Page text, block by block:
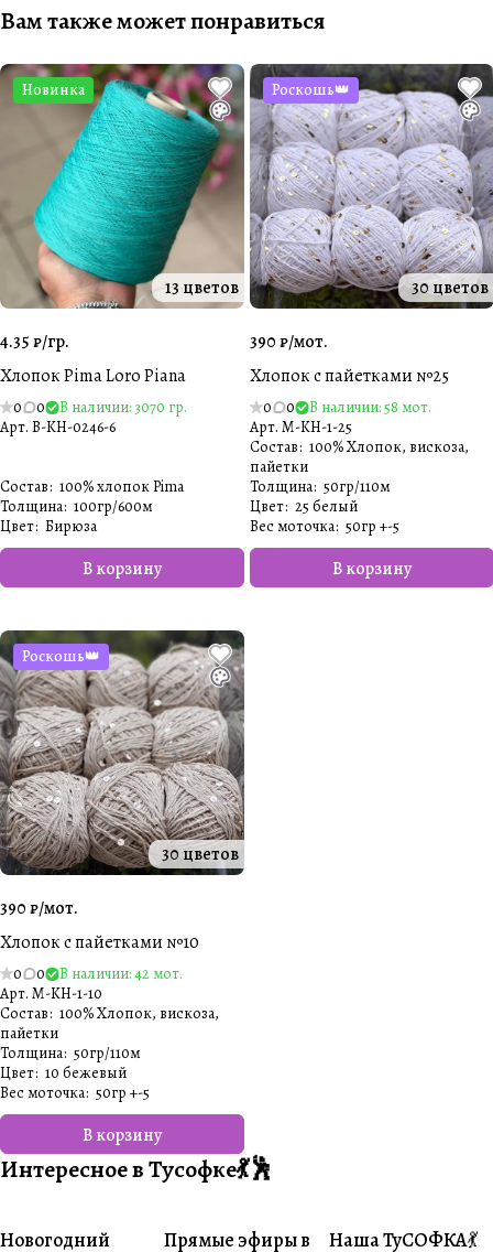
Вам также может понравиться
Новинка
13 цветов
4.35 ₽/гр.
Хлопок Pima Loro Piana
0 0
В наличии: 3070 гр.
Арт. B-KH-0246-6
В корзину
Состав: 100% хлопок Pima
Толщина: 100гр/600м
Цвет: Бирюза
Роскошь👑
30 цветов
390 ₽/мот.
Хлопок с пайетками №25
0 0
В наличии: 58 мот.
Арт. M-KH-1-25
В корзину
Состав: 100% Хлопок, вискоза,
пайетки
Толщина: 50гр/110м
Цвет: 25 белый
Вес моточка: 50гр +-5
Роскошь👑
30 цветов
390 ₽/мот.
Хлопок с пайетками №10
0 0
В наличии: 42 мот.
Арт. M-KH-1-10
В корзину
Состав: 100% Хлопок, вискоза,
пайетки
Толщина: 50гр/110м
Цвет: 10 бежевый
Вес моточка: 50гр +-5
Интересное в Тусофке💃🕺
#Совместники
Новогодний
#Житуха
Прямые эфиры в
#Совместники
Наша ТуСОФКА💃